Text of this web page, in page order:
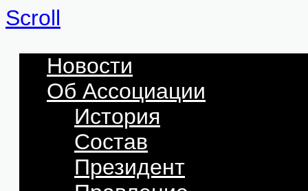
Scroll
Новости
Об Ассоциации
История
Состав
Президент